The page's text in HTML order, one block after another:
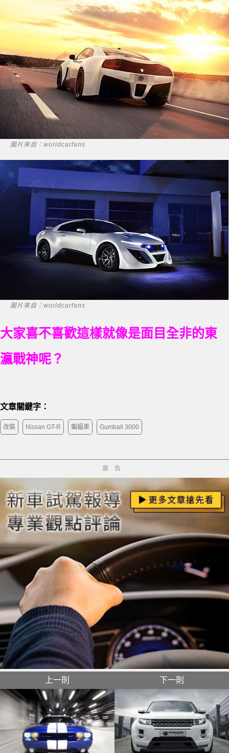
圖片來自：worldcarfans
圖片來自：worldcarfans
大家喜不喜歡這樣就像是面目全非的東
瀛戰神呢？
文章關鍵字：
改裝 Nissan GT-R 蝙蝠車 Gumball 3000
廣告
上一則 下一則